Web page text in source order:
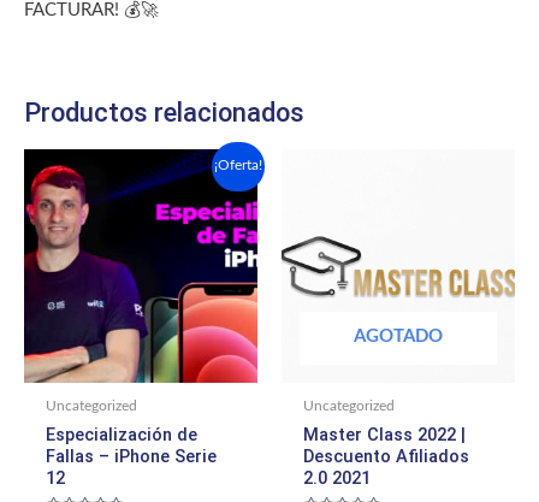
FACTURAR! 💰🚀
Productos relacionados
¡Oferta!
Uncategorized
Especialización de
Fallas – iPhone Serie
12
precio
original
El
precio
es:
$250.00.
AGOTADO
Uncategorized
Master Class 2022 |
Descuento Afiliados
2.0 2021